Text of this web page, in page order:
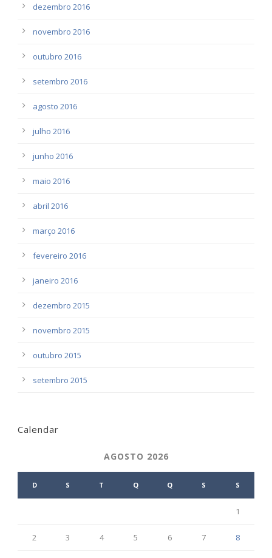
dezembro 2016
novembro 2016
outubro 2016
setembro 2016
agosto 2016
julho 2016
junho 2016
maio 2016
abril 2016
março 2016
fevereiro 2016
janeiro 2016
dezembro 2015
novembro 2015
outubro 2015
setembro 2015
Calendar
AGOSTO 2026
D S T Q Q S S
1
2 3 4 5 6 7 8